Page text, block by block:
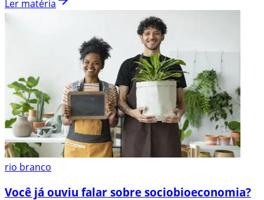
Ler matéria
rio branco
Você já ouviu falar sobre sociobioeconomia?